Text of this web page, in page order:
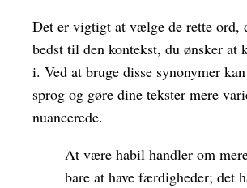
Det er vigtigt at vælge de rette ord,
bedst til den kontekst, du ønsker at
i. Ved at bruge disse synonymer
sprog og gøre dine tekster mere
nuancerede.
At være habil handler om
bare at have færdigheder; det